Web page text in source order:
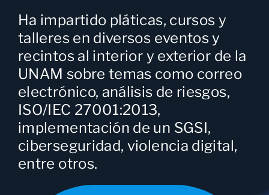
Ha impartido pláticas, cursos y
talleres en diversos eventos y
recintos al interior y exterior de la
UNAM sobre temas como correo
electrónico, análisis de riesgos,
ISO/IEC 27001:2013,
implementación de un SGSI,
ciberseguridad, violencia digital,
entre otros.